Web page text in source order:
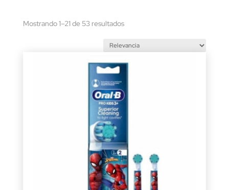
Mostrando 1–21 de 53 resultadosSorted